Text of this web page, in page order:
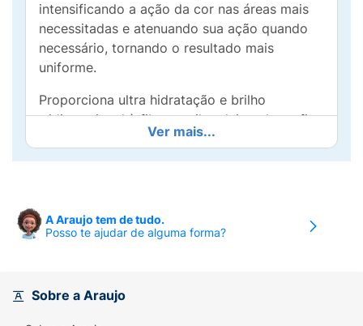
intensificando a ação da cor nas áreas mais
necessitadas e atenuando sua ação quando
necessário, tornando o resultado mais
uniforme.
Proporciona ultra hidratação e brilho
tridimensional à fibra capilar, deixando os fios
mais luminosos e naturais.
de agentes emolientes, como óleos
essenciais, proporcionando hidratação dos
BIOMIMETIC, que promove o selamento das
cutículas capilares e prolonga o efeito da
Ver mais...
A Araujo tem de tudo.
Posso te ajudar de alguma forma?
Sobre a Araujo